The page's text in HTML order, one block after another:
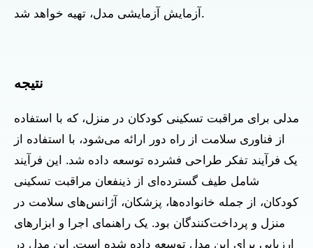
آزمایش آزمایشی مدل، تهیه خواهد شد.
نتیجه
مدلی برای مراقبت تسکینی کودکان در منزل، که با استفاده
از فناوری سلامت از راه دور ارائه می‌شود، با استفاده از
یک فرآیند تفکر طراحی فشرده توسعه داده شد. این فرآیند
شامل طیف گسترده‌ای از ذینفعان مراقبت تسکینی
کودکان، از جمله خانواده‌ها، پزشکان، آژانس‌های سلامت در
منزل و پرداخت‌کنندگان بود. یک راهنمای اجرا و ابزارهای
ارزیابی برای این مدل توسعه داده شده است. این مدل در